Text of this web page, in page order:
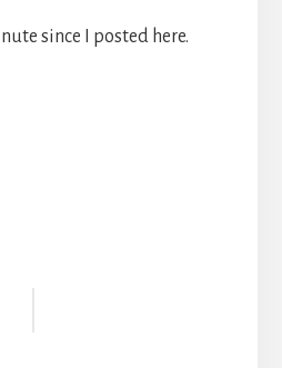
since I posted here.